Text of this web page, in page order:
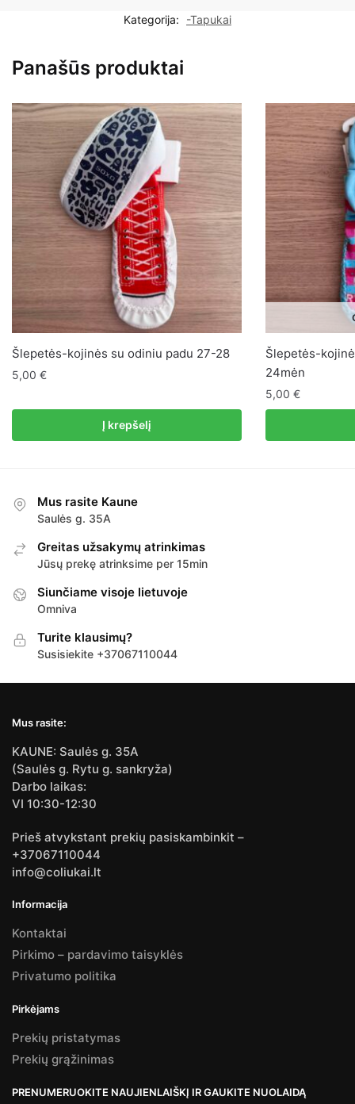
6mėn.
Kategorija: -Tapukai
Panašūs produktai
Šlepetės-kojinės su odiniu padu 27-28
5,00 €
Į krepšelį
Šlepetės-
24mėn
5,00 €
Mus rasite Kaune
Saulės g. 35A
Greitas užsakymų atrinkimas
Jūsų prekę atrinksime per 15min
Siunčiame visoje lietuvoje
Omniva
Turite klausimų?
Susisiekite +37067110044
Mus rasite:
KAUNE: Saulės g. 35A
(Saulės g. Rytu g. sankryža)
Darbo laikas:
VI 10:30-12:30
Prieš atvykstant prekių pasiskambinkit –
+37067110044
info@coliukai.lt
Informacija
Kontaktai
Pirkimo – pardavimo taisyklės
Privatumo politika
Pirkėjams
Prekių pristatymas
Prekių grąžinimas
PRENUMERUOKITE NAUJIENLAIŠKĮ IR GAUKITE NUOLAIDĄ